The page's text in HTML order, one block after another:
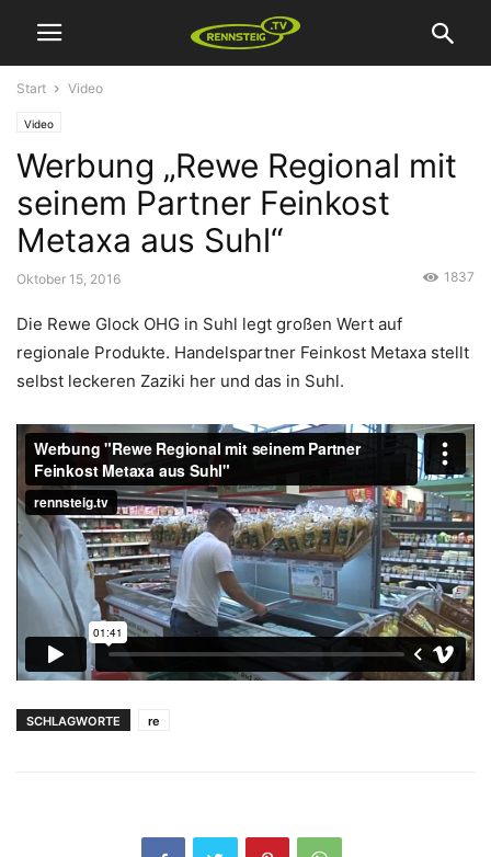
Start Video
Video
Werbung „Rewe Regional mit
seinem Partner Feinkost
Metaxa aus Suhl“
Oktober 15, 2016 1837
Die Rewe Glock OHG in Suhl legt großen Wert auf
regionale Produkte. Handelspartner Feinkost Metaxa stellt
selbst leckeren Zaziki her und das in Suhl.
SCHLAGWORTE re